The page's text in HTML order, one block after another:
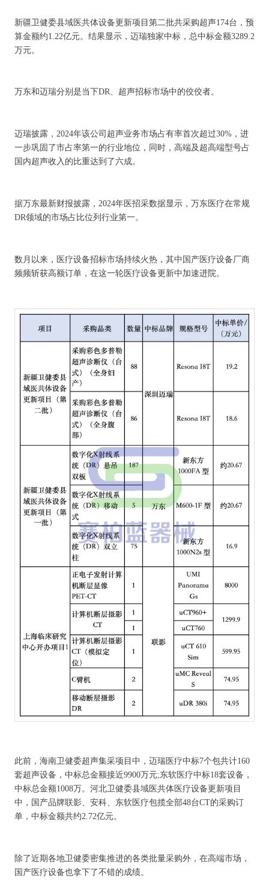
新疆卫健委县域医共体设备更新项目第二批共采购超声174台，预
算金额约1.22亿元。结果显示，迈瑞独家中标，总中标金额3289.2
万元。
万东和迈瑞分别是当下DR、超声招标市场中的佼佼者。
迈瑞披露，2024年该公司超声业务市场占有率首次超过30%，进
一步巩固了市占率第一的行业地位，同时，高端及超高端型号占
国内超声收入的比重达到了六成。
据万东最新财报披露，2024年医招采数据显示，万东医疗在常规
DR领域的市场占比位列行业第一。
数月以来，医疗设备招标市场持续火热，其中国产医疗设备厂商
频频斩获高额订单，在这一轮医疗设备更新中加速进院。
此前，海南卫健委超声集采项目中，迈瑞医疗中标7个包共计160
套超声设备，中标总金额接近9900万元;东软医疗中标18套设备，
中标总金额1008万。河北卫健委县域医共体医疗设备更新项目
中，国产品牌联影、安科、东软医疗包揽全部48台CT的采购订
单，中标金额共约2.72亿元。
除了近期各地卫健委密集推进的各类批量采购外，在高端市场，
国产医疗设备也拿下了不错的成绩。